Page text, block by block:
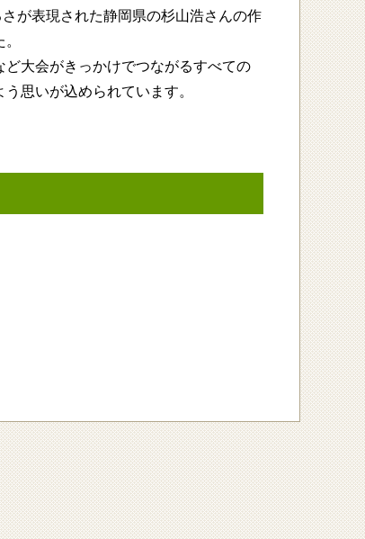
が表現された静岡県の杉山浩さんの作
大会がきっかけでつながるすべての
思いが込められています。